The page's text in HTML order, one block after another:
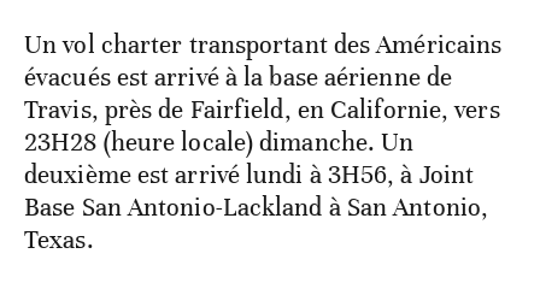
Un vol charter transportant des Américains
évacués est arrivé à la base aérienne de
Travis, près de Fairfield, en Californie, vers
23H28 (heure locale) dimanche. Un
deuxième est arrivé lundi à 3H56, à Joint
Base San Antonio-Lackland à San Antonio,
Texas.